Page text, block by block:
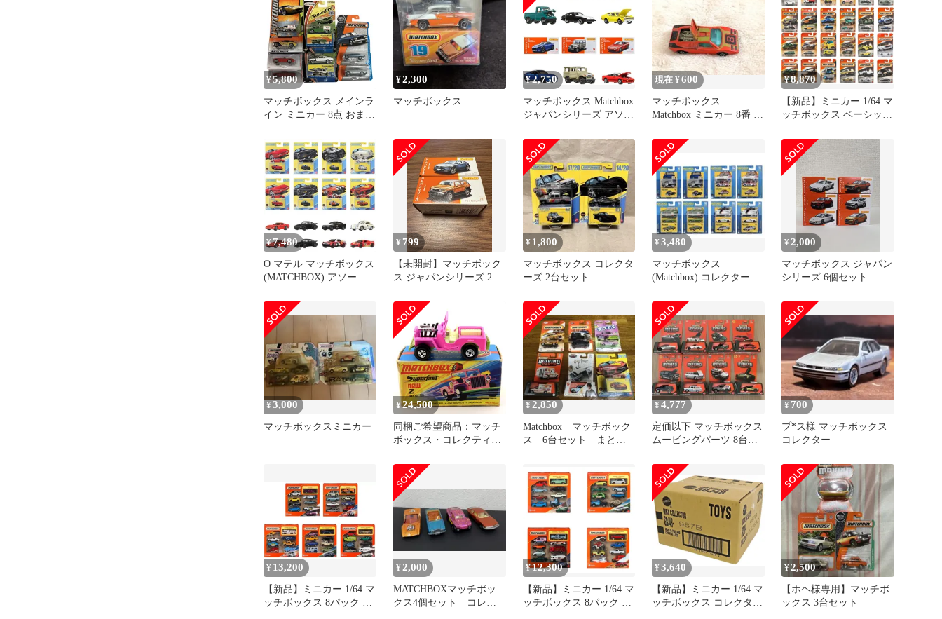
¥5,800
マッチボックス メインラ
イン ミニカー 8点 おまと
¥2,300
マッチボックス
¥2,750
マッチボックス Matchbox
ジャパンシリーズ アソー
カー 12台入り BOX販売
マルチ 986G-HFF78
現在 ¥600
マッチボックス
Matchbox ミニカー 8番 レ
¥8,870
【新品】ミニカー 1/64 マ
ッチボックス ベーシック
[30782-987H]
¥7,480
O マテル マッチボックス
(MATCHBOX) アソート
テル ブラックフライデー
クリスマス
¥ 799
【未開封】マッチボック
ス ジャパンシリーズ 2台
¥ 1,800
マッチボックス コレクタ
ーズ 2台セット
¥3,480
マッチボックス
(Matchbox) コレクターズ
¥ 2,000
マッチボックス ジャパン
シリーズ 6個セット
¥3,000
マッチボックスミニカー
¥24,500
同梱ご希望商品：マッチ
ボックス・コレクティブ
合計7台
¥ 2,850
Matchbox マッチボック
ス 6台セット まとめ
¥4,777
定価以下 マッチボックス
ムービングパーツ 8台ま
¥ 700
プ*ス様 マッチボックス
コレクター
¥ 13,200
【新品】ミニカー 1/64 マ
ッチボックス 8パック 6
¥ 2,000
MATCHBOXマッチボッ
クス4個セット コレク
¥12,300
【新品】ミニカー 1/64 マ
ッチボックス 8パック 6
¥3,640
【新品】ミニカー 1/64 マ
ッチボックス コレクター
¥2,500
【ホヘ様専用】マッチボ
ックス 3台セット